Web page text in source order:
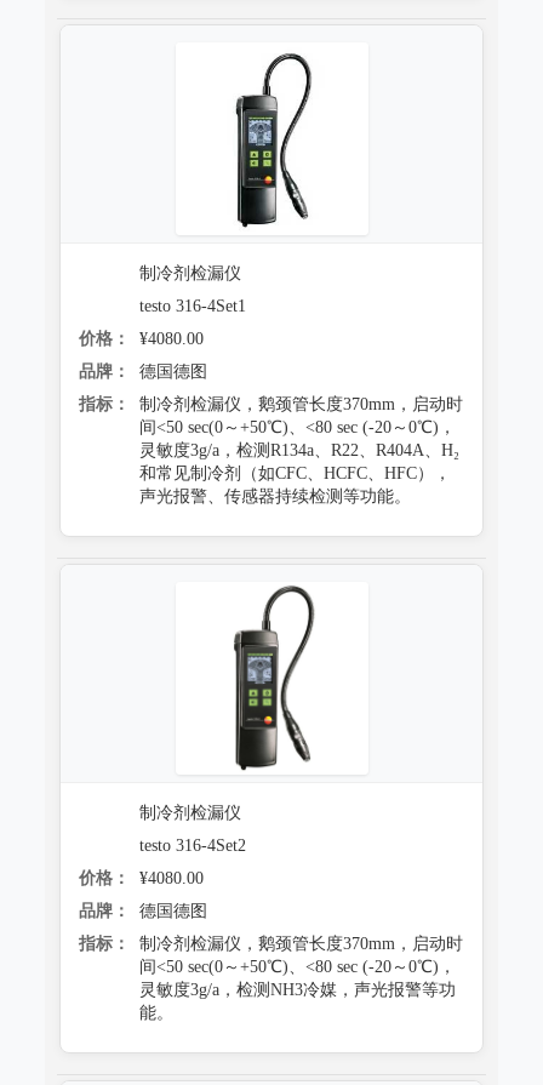
制冷剂检漏仪
testo 316-4Set1
价格：
¥4080.00
品牌：
德国德图
指标：
制冷剂检漏仪，鹅颈管长度370mm，启动时
间<50 sec(0～+50℃)、<80 sec (-20～0℃)，
灵敏度3g/a，检测R134a、R22、R404A、H₂
和常见制冷剂（如CFC、HCFC、HFC），
声光报警、传感器持续检测等功能。
制冷剂检漏仪
testo 316-4Set2
价格：
¥4080.00
品牌：
德国德图
指标：
制冷剂检漏仪，鹅颈管长度370mm，启动时
间<50 sec(0～+50℃)、<80 sec (-20～0℃)，
灵敏度3g/a，检测NH3冷媒，声光报警等功
能。